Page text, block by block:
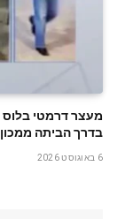
מעצר דרמטי
בדרך הביתה ממכון
6 באוגוסט 2026